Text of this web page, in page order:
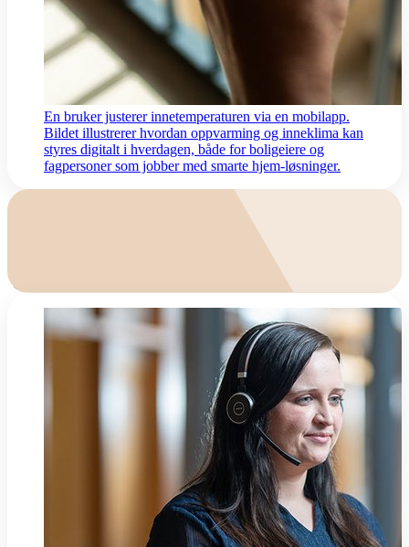
En bruker justerer innetemperaturen via en mobilapp.
Bildet illustrerer hvordan oppvarming og inneklima kan
styres digitalt i hverdagen, både for boligeiere og
fagpersoner som jobber med smarte hjem-løsninger.